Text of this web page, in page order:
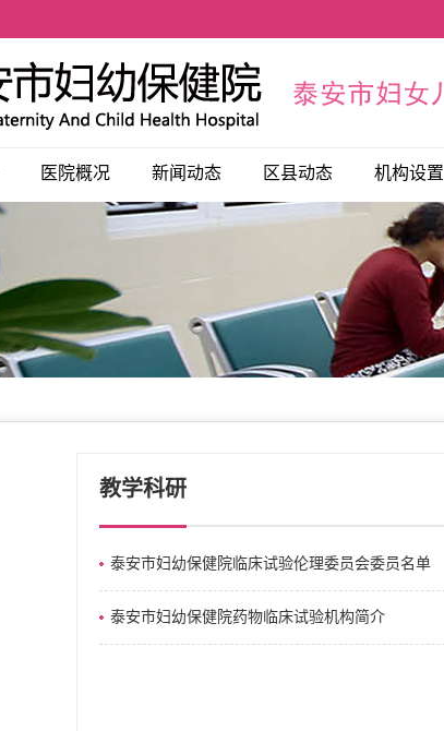
医院概况 新闻动态 区县动态 机构设置
教学科研
泰安市妇幼保健院临床试验伦理委员会委员名单
泰安市妇幼保健院药物临床试验机构简介